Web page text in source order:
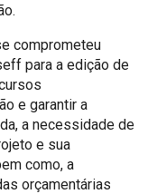
comprometeu
para a edição de
e garantir a
a necessidade de
e sua
como, a
orçamentárias